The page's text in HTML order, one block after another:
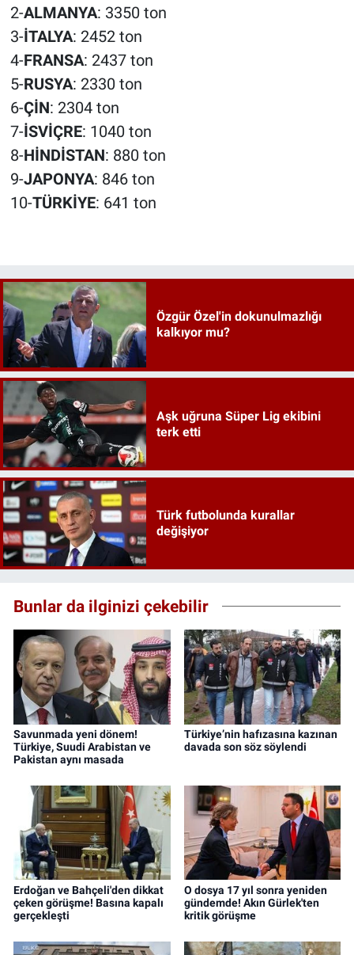
2-ALMANYA: 3350 ton
3-İTALYA: 2452 ton
4-FRANSA: 2437 ton
5-RUSYA: 2330 ton
6-ÇİN: 2304 ton
7-İSVİÇRE: 1040 ton
8-HİNDİSTAN: 880 ton
9-JAPONYA: 846 ton
10-TÜRKİYE: 641 ton
Özgür Özel'in dokunulmazlığı
kalkıyor mu?
Aşk uğruna Süper Lig ekibini
terk etti
Türk futbolunda kurallar
değişiyor
Bunlar da ilginizi çekebilir
Savunmada yeni dönem!
Türkiye, Suudi Arabistan ve
Pakistan aynı masada
Türkiye’nin hafızasına kazınan
davada son söz söylendi
Erdoğan ve Bahçeli'den dikkat
çeken görüşme! Basına kapalı
gerçekleşti
O dosya 17 yıl sonra yeniden
gündemde! Akın Gürlek'ten
kritik görüşme